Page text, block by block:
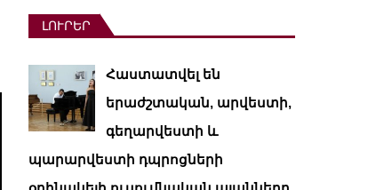
ԼՈՒՐԵՐ
Հաստատվել են
երաժշտական, արվեստի,
գեղարվեստի և
պարարվեստի դպրոցների